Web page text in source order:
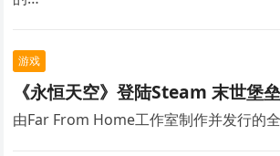
游戏
《永恒天空》登陆Steam 末世堡
由Far From Home工作室制作并发行的